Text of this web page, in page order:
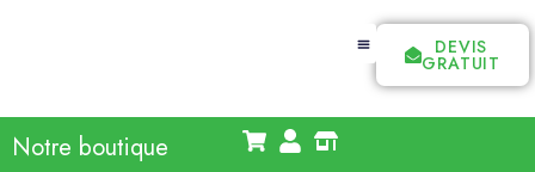
DEVIS
GRATUIT
Notre boutique